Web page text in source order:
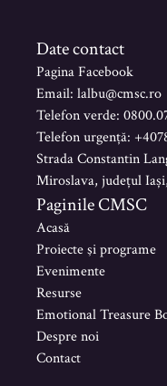
Date contact
Pagina Facebook
Email: lalbu@cmsc.ro
Telefon verde:
Telefon urgență:
Strada Constantin
Miroslava, județul
Paginile CMSC
Acasă
Proiecte şi programe
Evenimente
Resurse
Emotional Treasure
Despre noi
Contact